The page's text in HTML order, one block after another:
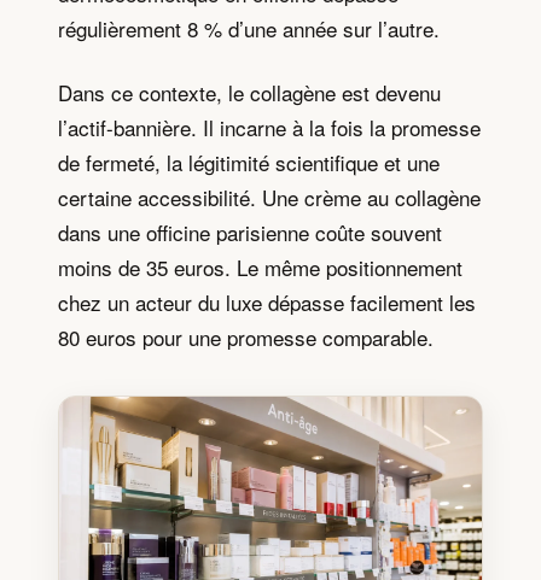
régulièrement 8 % d’une année sur l’autre.
Dans ce contexte, le collagène est devenu
l’actif-bannière. Il incarne à la fois la promesse
de fermeté, la légitimité scientifique et une
certaine accessibilité. Une crème au collagène
dans une officine parisienne coûte souvent
moins de 35 euros. Le même positionnement
chez un acteur du luxe dépasse facilement les
80 euros pour une promesse comparable.